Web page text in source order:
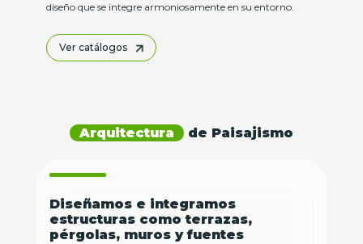
diseño que se integre armoniosamente en su entorno.
Ver catálogos
Arquitectura de Paisajismo
Diseñamos e integramos
estructuras como terrazas,
pérgolas, muros y fuentes